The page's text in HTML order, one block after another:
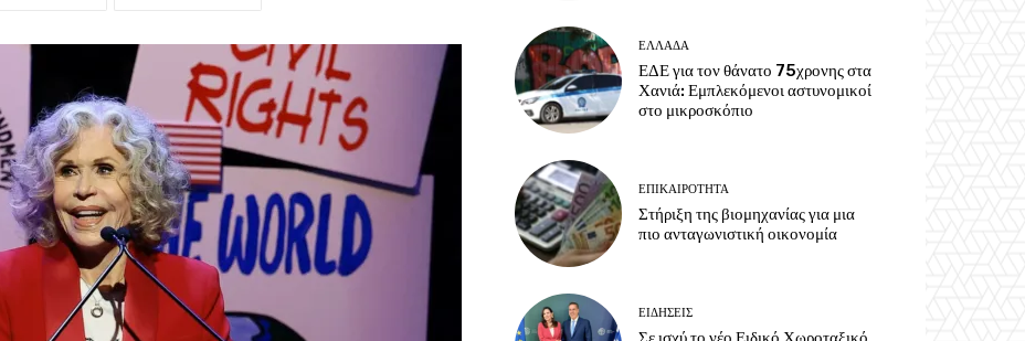
ΕΛΛΑΔΑ
ΕΔΕ για τον θάνατο 75χρονης στα
Χανιά: Εμπλεκόμενοι αστυνομικοί
στο μικροσκόπιο
ΕΠΙΚΑΙΡΟΤΗΤΑ
Στήριξη της βιομηχανίας για μια
πιο ανταγωνιστική οικονομία
ΕΙΔΗΣΕΙΣ